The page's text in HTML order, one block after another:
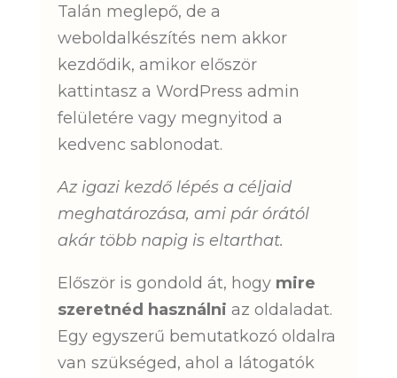
Talán meglepő, de a
weboldalkészítés nem akkor
kezdődik, amikor először
kattintasz a WordPress admin
felületére vagy megnyitod a
kedvenc sablonodat.
Az igazi kezdő lépés a céljaid
meghatározása, ami pár órától
akár több napig is eltarthat.
Először is gondold át, hogy mire
szeretnéd használni az oldaladat.
Egy egyszerű bemutatkozó oldalra
van szükséged, ahol a látogatók